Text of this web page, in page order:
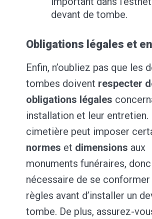
devant de tombe.
Obligations légales et
Enfin, n’oubliez pas que les
tombes doivent respecter
obligations légales
installation et leur entretien.
cimetière peut imposer
normes et dimensions aux
monuments funéraires,
nécessaire de se conformer
règles avant d’installer un
tombe. De plus, assurez-